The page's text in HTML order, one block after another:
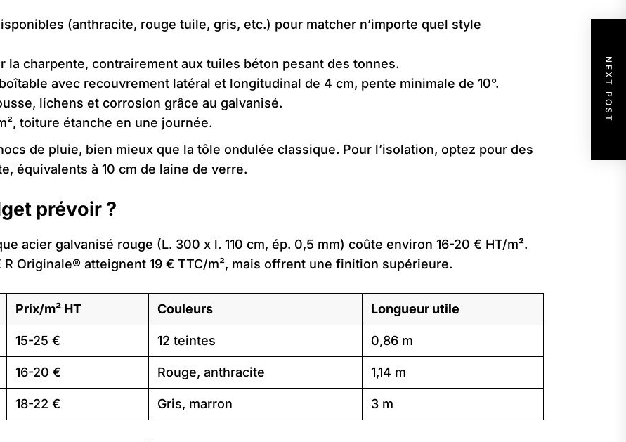
(anthracite, rouge tuile, gris, etc.) pour matcher n’importe quel style
la charpente, contrairement aux tuiles béton pesant des tonnes.
avec recouvrement latéral et longitudinal de 4 cm, pente minimale de 10°.
lichens et corrosion grâce au galvanisé.
toiture étanche en une journée.
de pluie, bien mieux que la tôle ondulée classique. Pour l’isolation, optez pour des
équivalents à 10 cm de laine de verre.
prévoir ?
acier galvanisé rouge (L. 300 x l. 110 cm, ép. 0,5 mm) coûte environ 16-20 € HT/m².
Originale® atteignent 19 € TTC/m², mais offrent une finition supérieure.
Prix/m² HT Couleurs Longueur utile
15-25 € 12 teintes 0,86 m
16-20 € Rouge, anthracite 1,14 m
18-22 € Gris, marron 3 m
NEXT POST